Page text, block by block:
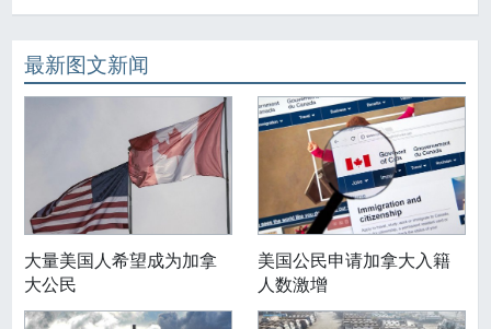
最新图文新闻
大量美国人希望成为加拿
大公民
美国公民申请加拿大入籍
人数激增